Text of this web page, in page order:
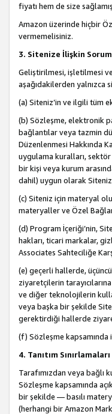
fiyatı hem de size
Amazon üzerinde hiçbir
vermemelisiniz.
3. Sitenize İlişkin
Geliştirilmesi, işletilmesi
aşağıdakilerden yalnızca
(a) Siteniz’in ve ilgili tüm
(b) Sözleşme, elektronik
bağlantılar veya tazmin
Düzenlenmesi Hakkında
uygulama kuralları,
bir kişi veya kurum
dahil) uygun olarak
(c) Siteniz için materyal
materyaller ve Özel
(d) Program İçeriği’nin,
hakları, ticari markalar,
Associates Sahteciliğe
(e) geçerli hallerde,
ziyaretçilerin
ve diğer teknolojilerin
veya başka bir şekilde
gerektirdiği hallerde
(f) Sözleşme kapsamında
4. Tanıtım Sınırlamaları
Tarafımızdan veya bağlı
Sözleşme kapsamında
bir şekilde — basılı
(herhangi bir Amazon